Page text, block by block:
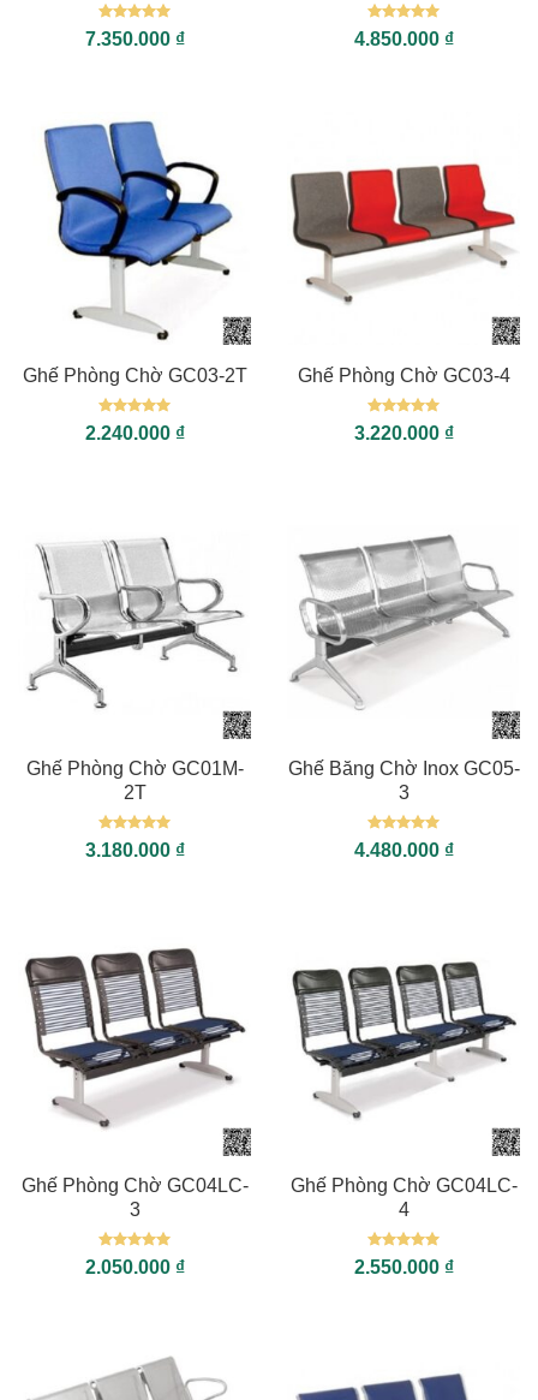
Được xếp
hạng55
7.350.000 ₫
Được xếp
hạng55
4.850.000 ₫
Ghế Phòng Chờ GC03-2T
Được xếp
hạng55
2.240.000 ₫
Ghế Phòng Chờ GC03-4
Được xếp
hạng55
3.220.000 ₫
Ghế Phòng Chờ GC01M-
2T
Được xếp
hạng55
3.180.000 ₫
Ghế Băng Chờ Inox GC05-
3
Được xếp
hạng55
4.480.000 ₫
Ghế Phòng Chờ GC04LC-
3
Được xếp
hạng55
2.050.000 ₫
Ghế Phòng Chờ GC04LC-
4
Được xếp
hạng55
2.550.000 ₫